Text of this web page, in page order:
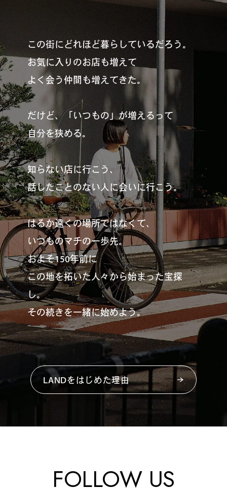
この街にどれほど暮らしているだろう。
お気に入りのお店も増えて
よく会う仲間も増えてきた。
だけど、「いつもの」が増えるって
自分を狭める。
知らない店に行こう、
話したことのない人に会いに行こう。
はるか遠くの場所ではなくて、
いつものマチの一歩先。
およそ150年前に
この地を拓いた人々から始まった宝探
し。
その続きを一緒に始めよう。
LANDをはじめた理由
FOLLOW US